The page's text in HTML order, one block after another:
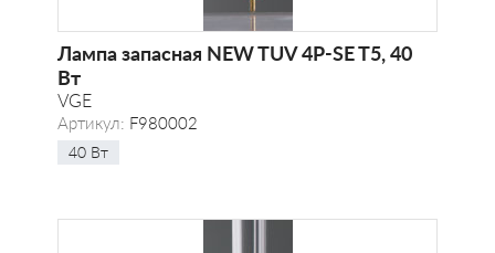
Лампа запасная NEW TUV 4P-SE T5, 40
Вт
VGE
Артикул: F980002
40 Вт